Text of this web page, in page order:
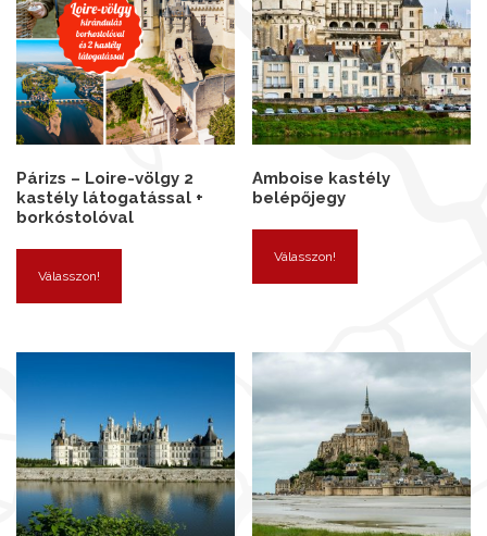
Párizs – Loire-völgy 2
kastély látogatással +
borkóstolóval
Válasszon!
Amboise kastély
belépőjegy
Válasszon!